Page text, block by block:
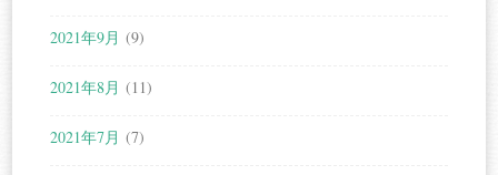
2021年9月 (9)
2021年8月 (11)
2021年7月 (7)